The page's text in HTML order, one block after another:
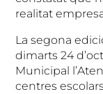
realitat
La segona
dimarts 24
Municipal
centres